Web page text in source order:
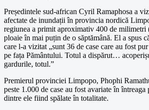
Președintele sud-african Cyril Ramaphosa a
afectate de inundații în provincia nordică
regiunea a primit aproximativ 400 de milimetri
ploaie în mai puțin de o săptămână. El a spus
care l-a vizitat „sunt 36 de case care au fost
pe fața Pământului. Totul a dispărut…
gardurile, totul.”
Premierul provinciei Limpopo, Phophi
peste 1.000 de case au fost avariate în
dintre ele fiind spălate în totalitate.